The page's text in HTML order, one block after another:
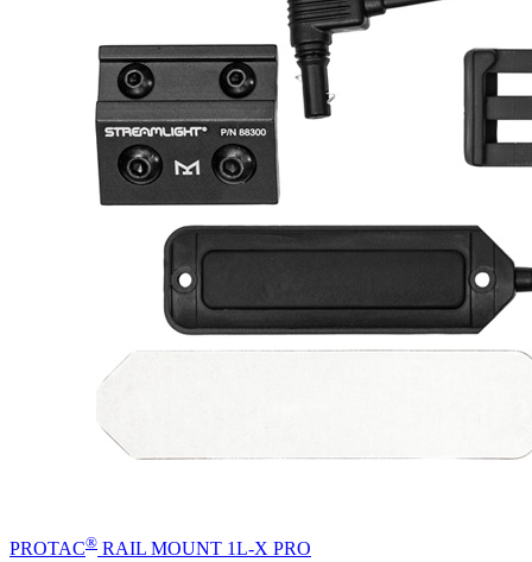
PROTAC® RAIL MOUNT 1L-X PRO